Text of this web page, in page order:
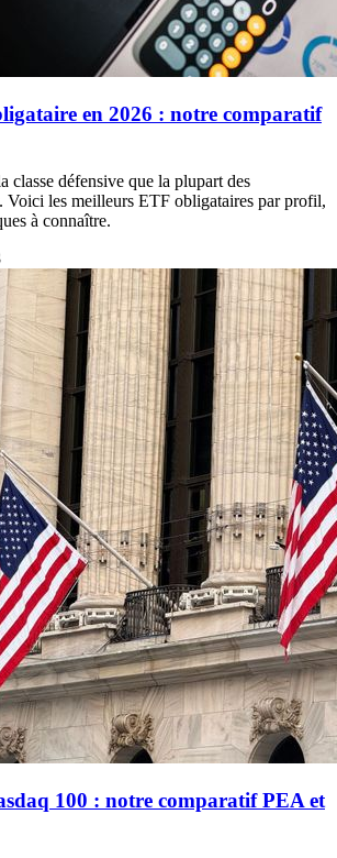
en 2026 : notre comparatif
classe défensive que la plupart des
Voici les meilleurs ETF obligataires par profil,
à connaître.
100 : notre comparatif PEA et